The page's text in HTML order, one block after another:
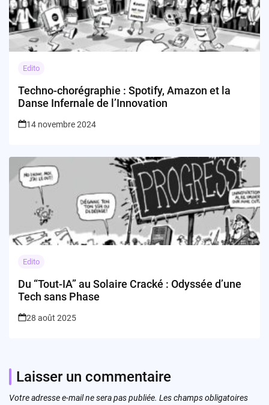
Edito
Techno-chorégraphie : Spotify, Amazon et la
Danse Infernale de l’Innovation
14 novembre 2024
Edito
Du “Tout-IA” au Solaire Cracké : Odyssée d’une
Tech sans Phase
28 août 2025
Laisser un commentaire
Votre adresse e-mail ne sera pas publiée. Les champs obligatoires